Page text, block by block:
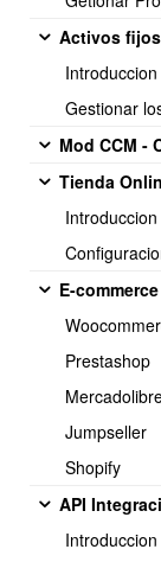
Activos fijos
Introduccion
Gestionar
Mod CCM -
Tienda
Introduccion
E-commerce
Prestashop
Jumpseller
Shopify
API
Introduccion
Nuevo Sueldo
Nueva
Equivale a
+$5.761)
Nueva
Una vez